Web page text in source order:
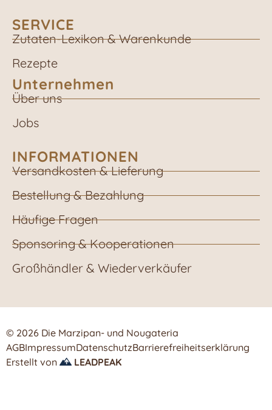
SERVICE
Zutaten-Lexikon & Warenkunde
Rezepte
Unternehmen
Über uns
Jobs
INFORMATIONEN
Versandkosten & Lieferung
Bestellung & Bezahlung
Häufige Fragen
Sponsoring & Kooperationen
Großhändler & Wiederverkäufer
© 2026 Die Marzipan- und Nougateria
AGBImpressumDatenschutzBarrierefreiheitserklärung
Erstellt von
LEADPEAK